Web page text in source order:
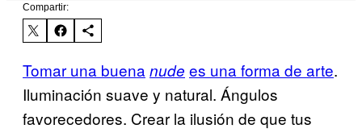
Compartir:
Tomar una buena nude es una forma de arte.
Iluminación suave y natural. Ángulos
favorecedores. Crear la ilusión de que tus